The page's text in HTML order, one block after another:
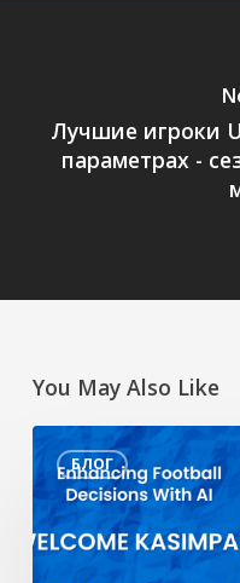
Лучшие игроки
параметрах -
You May Also Like
БЛОГ
Улучшение
принятия
футбольных
решений